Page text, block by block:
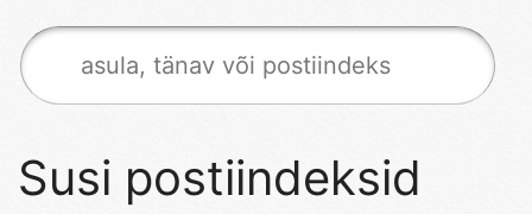
Susi postiindeksid